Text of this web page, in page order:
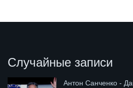
Случайные записи
Антон Санченко -